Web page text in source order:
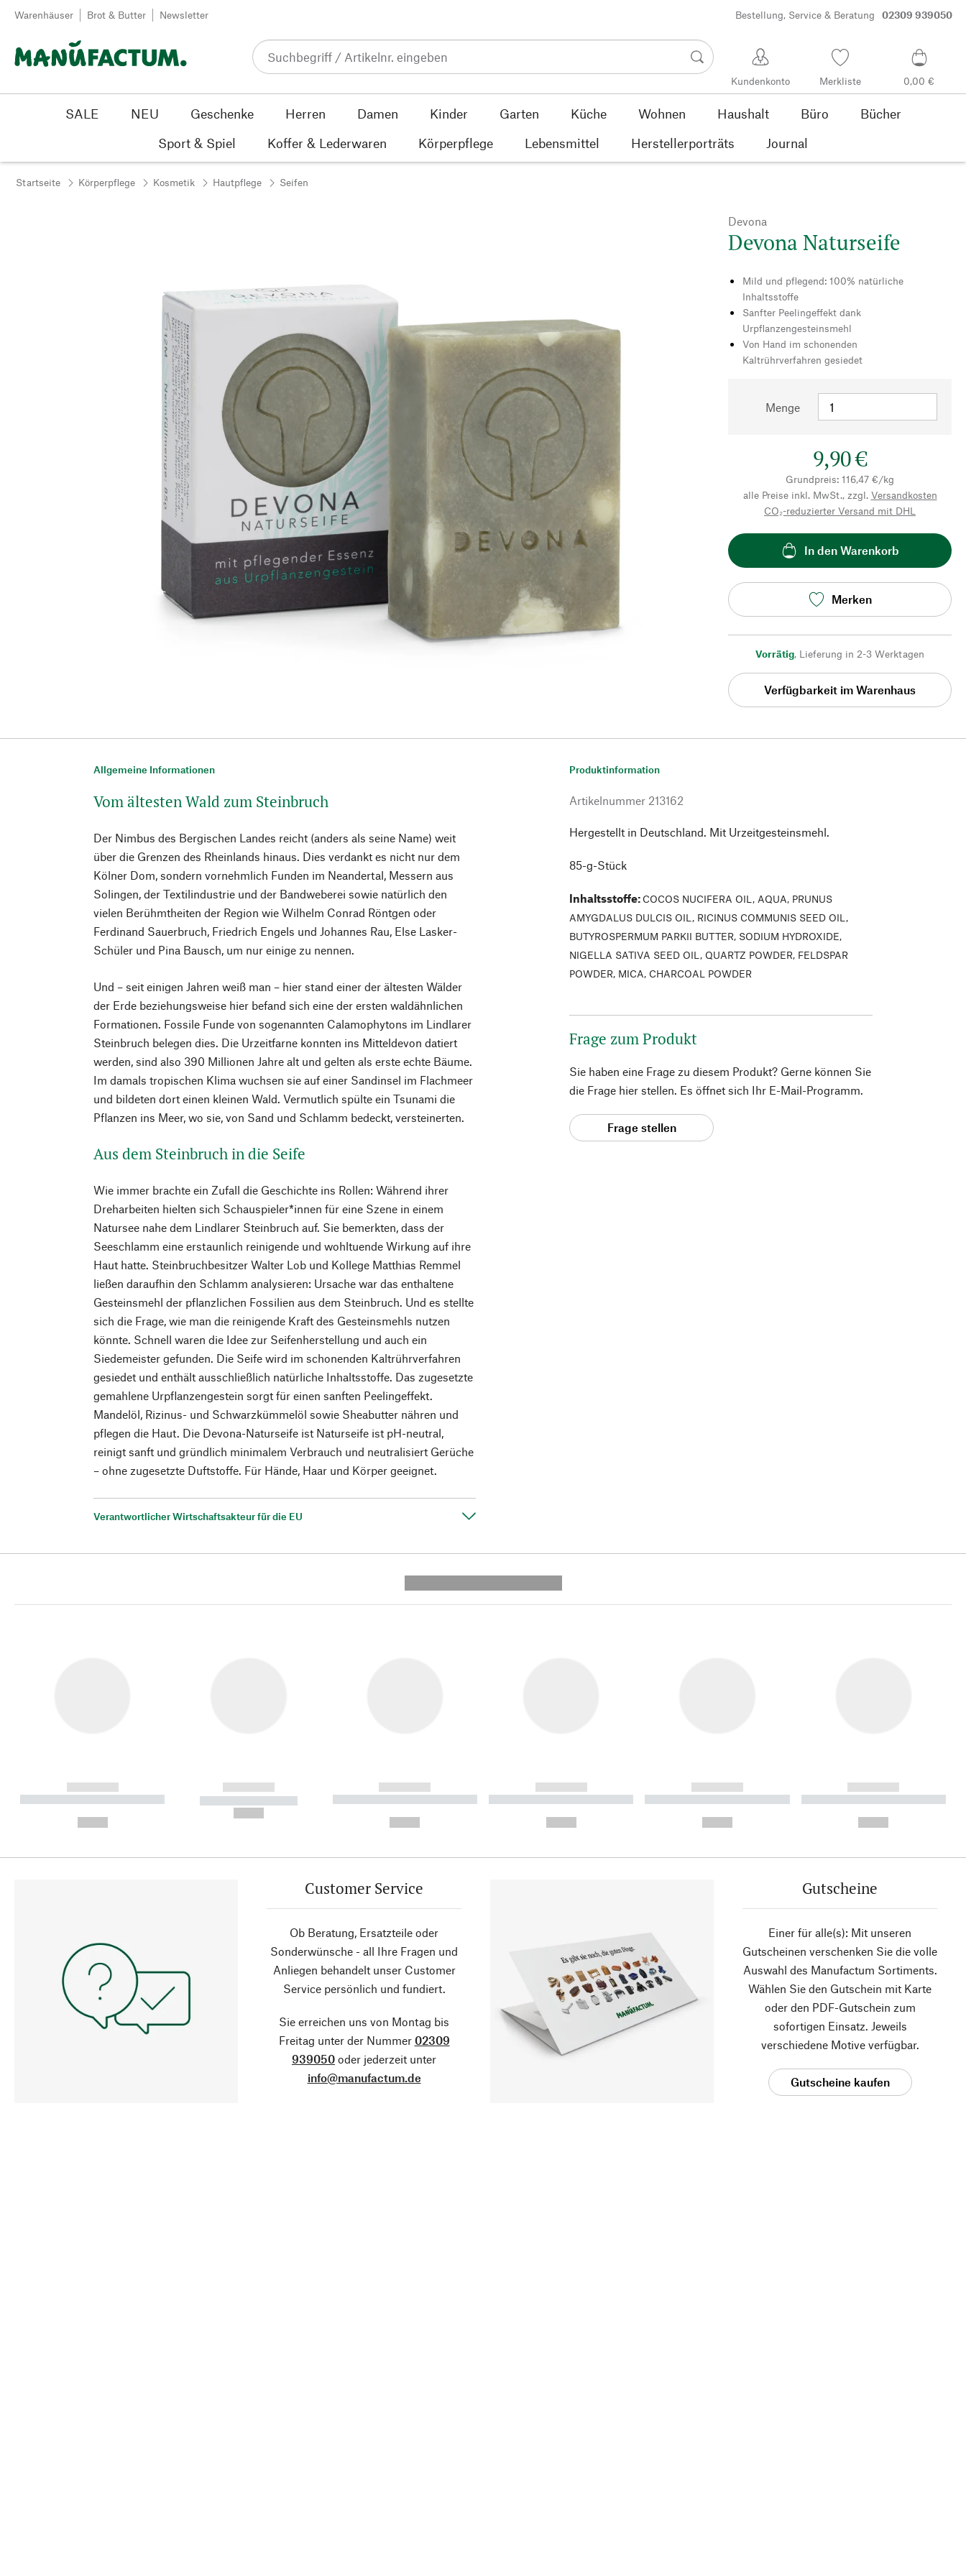
Zum Inhalt springen
Warenhäuser Brot & Butter Newsletter Bestellung, Service & Beratung 02309 939050
Kundenkonto Merkliste 0,00 €
SALE NEU Geschenke Herren Damen Kinder Garten Küche Wohnen Haushalt Büro
Bücher
Sport & Spiel
Koffer & Lederwaren Körperpflege Lebensmittel Herstellerporträts Journal
Startseite Körperpflege Kosmetik Hautpflege Seifen
Devona
Devona Naturseife
Mild und pflegend: 100% natürliche
Inhaltsstoffe
Sanfter Peelingeffekt dank
Urpflanzengesteinsmehl
Von Hand im schonenden
Kaltrührverfahren gesiedet
Menge
9,90 €
Grundpreis: 116,47 €/kg
alle Preise inkl. MwSt., zzgl. Versandkosten
CO₂-reduzierter Versand mit DHL
In den Warenkorb
Merken
Vorrätig, Lieferung in 2-3 Werktagen
Verfügbarkeit im Warenhaus
Allgemeine Informationen
Vom ältesten Wald zum Steinbruch
Der Nimbus des Bergischen Landes reicht (anders als seine Name) weit
über die Grenzen des Rheinlands hinaus. Dies verdankt es nicht nur dem
Kölner Dom, sondern vornehmlich Funden im Neandertal, Messern aus
Solingen, der Textilindustrie und der Bandweberei sowie natürlich den
vielen Berühmtheiten der Region wie Wilhelm Conrad Röntgen oder
Ferdinand Sauerbruch, Friedrich Engels und Johannes Rau, Else Lasker-
Schüler und Pina Bausch, um nur einige zu nennen.
Und – seit einigen Jahren weiß man – hier stand einer der ältesten Wälder
der Erde beziehungsweise hier befand sich eine der ersten waldähnlichen
Formationen. Fossile Funde von sogenannten Calamophytons im Lindlarer
Steinbruch belegen dies. Die Urzeitfarne konnten ins Mitteldevon datiert
werden, sind also 390 Millionen Jahre alt und gelten als erste echte Bäume.
Im damals tropischen Klima wuchsen sie auf einer Sandinsel im Flachmeer
und bildeten dort einen kleinen Wald. Vermutlich spülte ein Tsunami die
Pflanzen ins Meer, wo sie, von Sand und Schlamm bedeckt, versteinerten.
Aus dem Steinbruch in die Seife
Wie immer brachte ein Zufall die Geschichte ins Rollen: Während ihrer
Dreharbeiten hielten sich Schauspieler*innen für eine Szene in einem
Natursee nahe dem Lindlarer Steinbruch auf. Sie bemerkten, dass der
Seeschlamm eine erstaunlich reinigende und wohltuende Wirkung auf ihre
Haut hatte. Steinbruchbesitzer Walter Lob und Kollege Matthias Remmel
ließen daraufhin den Schlamm analysieren: Ursache war das enthaltene
Gesteinsmehl der pflanzlichen Fossilien aus dem Steinbruch. Und es stellte
sich die Frage, wie man die reinigende Kraft des Gesteinsmehls nutzen
könnte. Schnell waren die Idee zur Seifenherstellung und auch ein
Siedemeister gefunden. Die Seife wird im schonenden Kaltrührverfahren
gesiedet und enthält ausschließlich natürliche Inhaltsstoffe. Das zugesetzte
gemahlene Urpflanzengestein sorgt für einen sanften Peelingeffekt.
Mandelöl, Rizinus- und Schwarzkümmelöl sowie Sheabutter nähren und
pflegen die Haut. Die Devona-Naturseife ist Naturseife ist pH-neutral,
reinigt sanft und gründlich minimalem Verbrauch und neutralisiert Gerüche
– ohne zugesetzte Duftstoffe. Für Hände, Haar und Körper geeignet.
Verantwortlicher Wirtschaftsakteur für die EU
Produktinformation
Artikelnummer 213162
Hergestellt in Deutschland. Mit Urzeitgesteinsmehl.
85-g-Stück
Inhaltsstoffe: COCOS NUCIFERA OIL, AQUA, PRUNUS
AMYGDALUS DULCIS OIL, RICINUS COMMUNIS SEED OIL,
BUTYROSPERMUM PARKII BUTTER, SODIUM HYDROXIDE,
NIGELLA SATIVA SEED OIL, QUARTZ POWDER, FELDSPAR
POWDER, MICA, CHARCOAL POWDER
Frage zum Produkt
Sie haben eine Frage zu diesem Produkt? Gerne können Sie
die Frage hier stellen. Es öffnet sich Ihr E-Mail-Programm.
Frage stellen
------------
----------- ----------- ----------
------------
----------- -----------
------------
----------- ----------- ----------
------------
----------- ----------- ----------
------------
----------- ----------- ----------
------------
----------- ----------- ----------
Customer Service
Ob Beratung, Ersatzteile oder
Sonderwünsche - all Ihre Fragen und
Anliegen behandelt unser Customer
Service persönlich und fundiert.
Sie erreichen uns von Montag bis
Freitag unter der Nummer 02309
939050 oder jederzeit unter
info@manufactum.de
Gutscheine
Einer für alle(s): Mit unseren
Gutscheinen verschenken Sie die volle
Auswahl des Manufactum Sortiments.
Wählen Sie den Gutschein mit Karte
oder den PDF-Gutschein zum
sofortigen Einsatz. Jeweils
verschiedene Motive verfügbar.
Gutscheine kaufen